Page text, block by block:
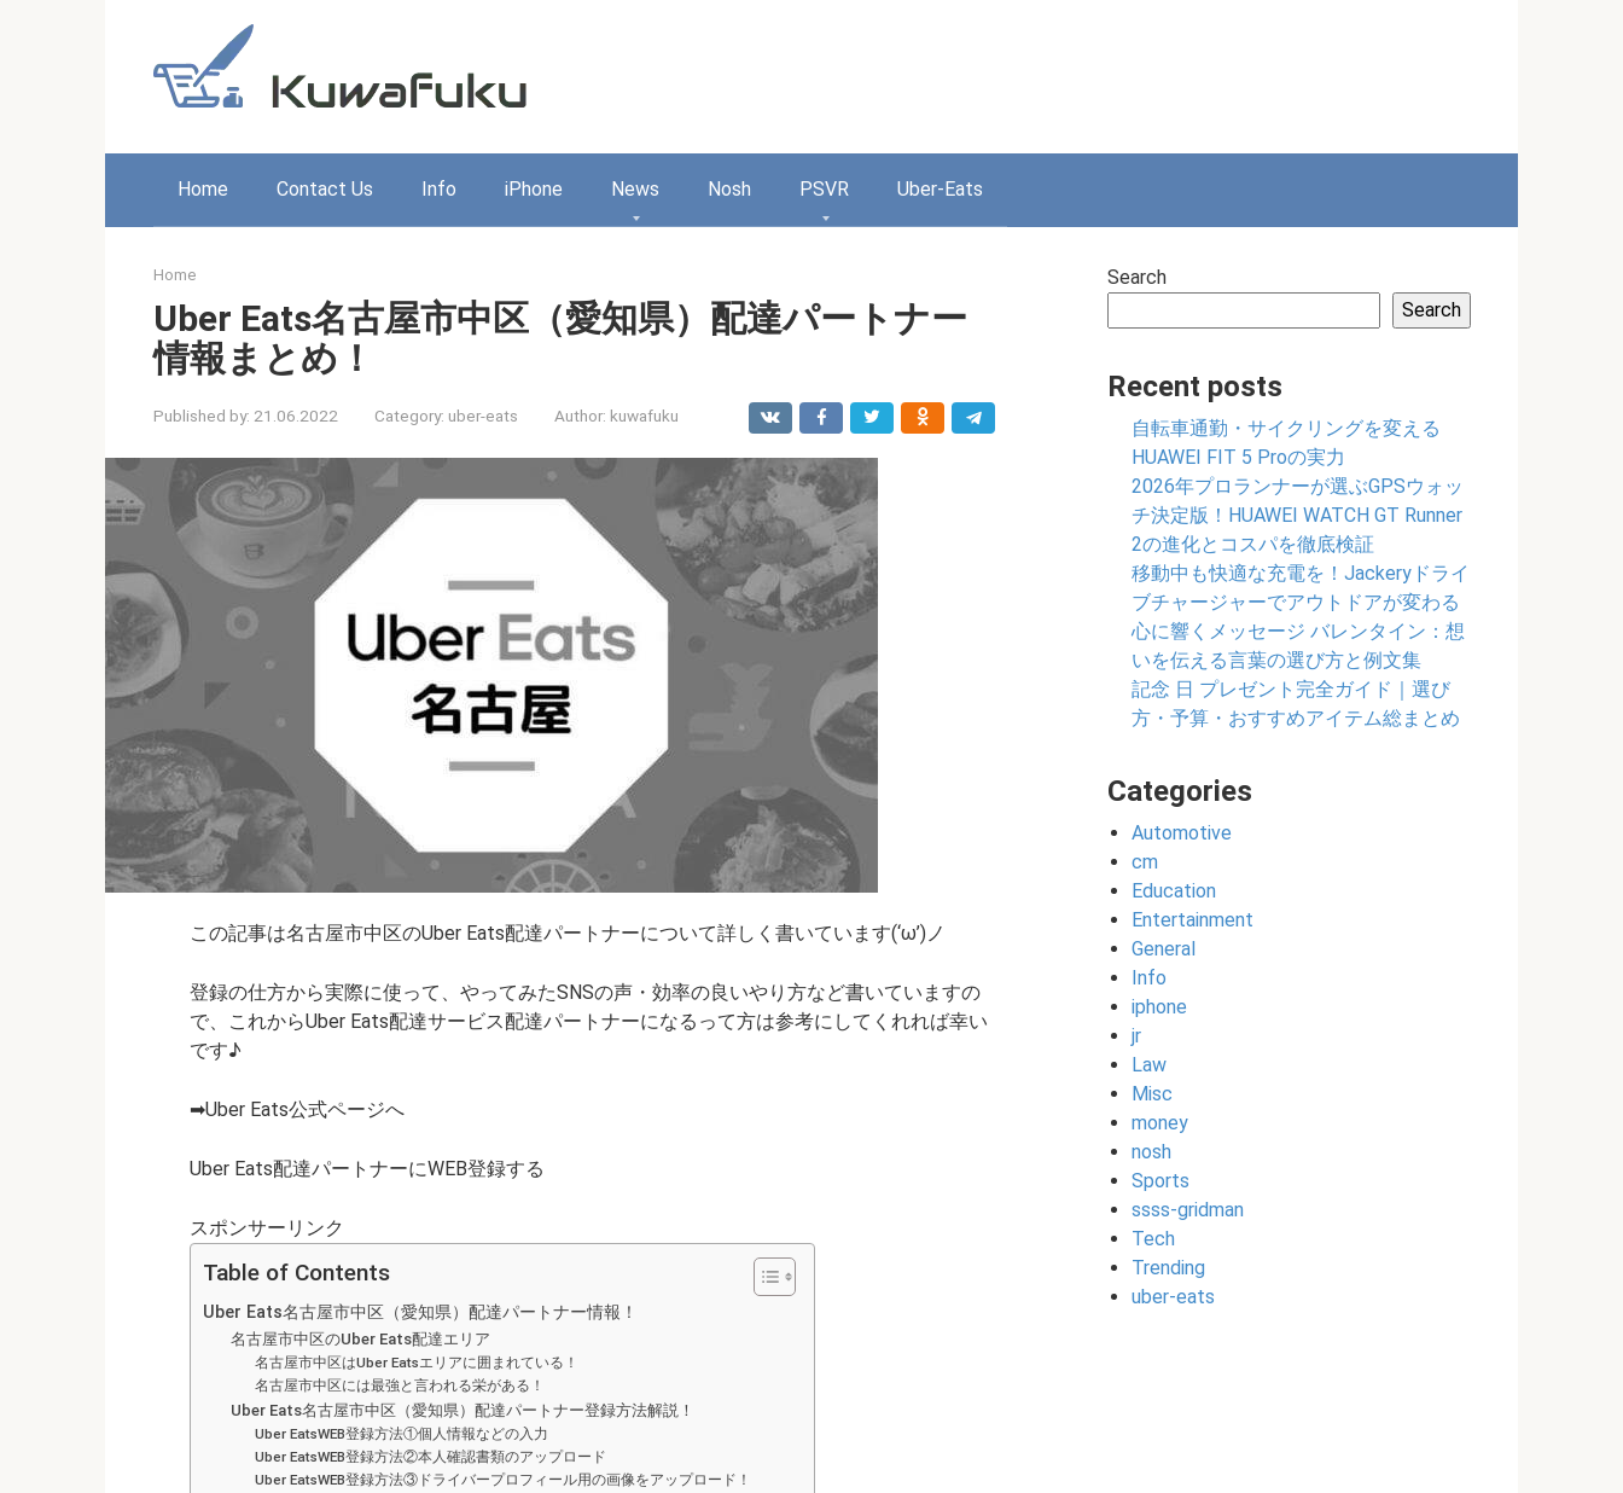
Home Contact Us Info iPhone News Nosh PSVR Uber-Eats
Home
Uber Eats名古屋市中区（愛知県）配達パートナー
情報まとめ！
Published by: 21.06.2022 Category: uber-eats Author: kuwafuku
この記事は名古屋市中区のUber Eats配達パートナーについて詳しく書いています(‘ω’)ノ
登録の仕方から実際に使って、やってみたSNSの声・効率の良いやり方など書いていますの
で、これからUber Eats配達サービス配達パートナーになるって方は参考にしてくれれば幸い
です♪
➡Uber Eats公式ページへ
Uber Eats配達パートナーにWEB登録する
スポンサーリンク
Table of Contents
Uber Eats名古屋市中区（愛知県）配達パートナー情報！
名古屋市中区のUber Eats配達エリア
名古屋市中区はUber Eatsエリアに囲まれている！
名古屋市中区には最強と言われる栄がある！
Uber Eats名古屋市中区（愛知県）配達パートナー登録方法解説！
Uber EatsWEB登録方法①個人情報などの入力
Uber EatsWEB登録方法②本人確認書類のアップロード
Uber EatsWEB登録方法③ドライバープロフィール用の画像をアップロード！
Search
Search
Recent posts
自転車通勤・サイクリングを変える
HUAWEI FIT 5 Proの実力
2026年プロランナーが選ぶGPSウォッ
チ決定版！HUAWEI WATCH GT Runner
2の進化とコスパを徹底検証
移動中も快適な充電を！Jackeryドライ
ブチャージャーでアウトドアが変わる
心に響くメッセージ バレンタイン：想
いを伝える言葉の選び方と例文集
記念 日 プレゼント完全ガイド｜選び
方・予算・おすすめアイテム総まとめ
Categories
Automotive
cm
Education
Entertainment
General
Info
iphone
jr
Law
Misc
money
nosh
Sports
ssss-gridman
Tech
Trending
uber-eats